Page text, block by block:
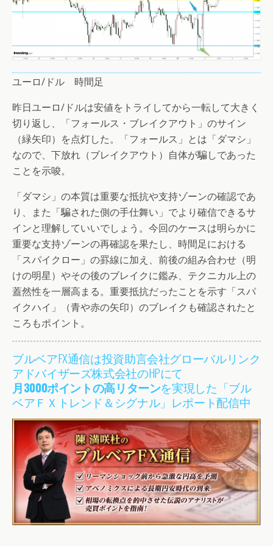
ユーロ/ドル 時間足
昨日ユーロ/ドルは安値をトライしてから一転して大きく
切り返し、「フォールス・ブレイクアウト」のサイン
（緑矢印）を点灯した。「フォールス」とは「ダマシ」
なので、下放れ（ブレイクアウト）自体が騙しであった
ことを示唆。
「ダマシ」の本質は重要な抵抗や支持ゾーンの確認であ
り、また「騙された側の手仕舞い」でより確信できるサ
インと理解していいでしょう。今回のケースは明らかに
重要な支持ゾーンの再確認を果たし、時間足における
「スパイクロー」の罫線に加え、前後の組み合わせ（明
けの明星）やその後のブレイクに鑑み、テクニカル上の
蓋然性を一層高まる。重要抵抗だったことを示す「スパ
イクハイ」（青や赤の矢印）のブレイクも確認されたと
ころもポイント。
ブルベアFX通信は投資助言会社グローバルリンク
アドバイザーズ株式会社のHPにて
月3000ポイントの高リターンを実現した「ブル
ベアＦＸトレンド＆シグナル」レポート配信中